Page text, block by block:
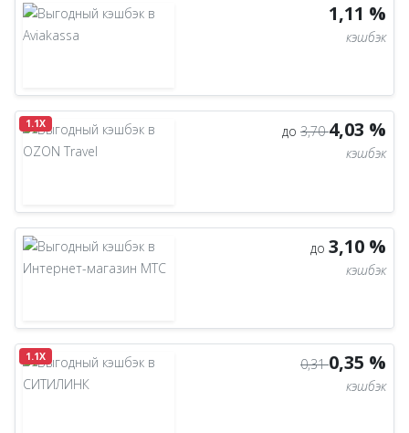
1,11 %
кэшбэк
1.1X до 3,704,03 %
кэшбэк
до 3,10 %
кэшбэк
1.1X 0,310,35 %
кэшбэк